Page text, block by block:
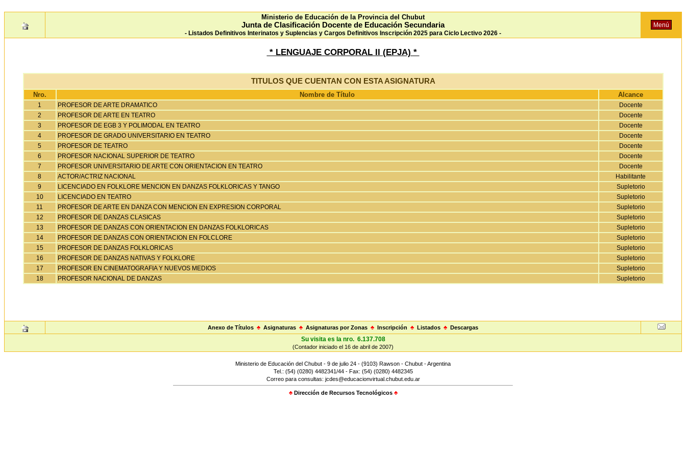
Ministerio de Educación de la Provincia del Chubut
Junta de Clasificación Docente de Educación Secundaria
- Listados Definitivos Interinatos y Suplencias y Cargos Definitivos Inscripción 2025 para Ciclo Lectivo 2026 -
Menú
* LENGUAJE CORPORAL II (EPJA) *
TITULOS QUE CUENTAN CON ESTA ASIGNATURA
Nro. Nombre de Título Alcance
1 PROFESOR DE ARTE DRAMATICO
Docente
2
PROFESOR DE ARTE EN TEATRO
Docente
3
PROFESOR DE EGB 3 Y POLIMODAL EN TEATRO
Docente
4
PROFESOR DE GRADO UNIVERSITARIO EN TEATRO
Docente
5
PROFESOR DE TEATRO
Docente
6
PROFESOR NACIONAL SUPERIOR DE TEATRO
Docente
7
PROFESOR UNIVERSITARIO DE ARTE CON ORIENTACION EN TEATRO
Docente
8
ACTOR/ACTRIZ NACIONAL
Habilitante
9
LICENCIADO EN FOLKLORE MENCION EN DANZAS FOLKLORICAS Y TANGO
Supletorio
10
LICENCIADO EN TEATRO
Supletorio
11
PROFESOR DE ARTE EN DANZA CON MENCION EN EXPRESION CORPORAL
Supletorio
12
PROFESOR DE DANZAS CLASICAS
Supletorio
13
PROFESOR DE DANZAS CON ORIENTACION EN DANZAS FOLKLORICAS
Supletorio
14
PROFESOR DE DANZAS CON ORIENTACION EN FOLCLORE
Supletorio
15
PROFESOR DE DANZAS FOLKLORICAS
Supletorio
16
PROFESOR DE DANZAS NATIVAS Y FOLKLORE
Supletorio
17
PROFESOR EN CINEMATOGRAFIA Y NUEVOS MEDIOS
Supletorio
18
PROFESOR NACIONAL DE DANZAS Supletorio
Anexo de Títulos ♣ Asignaturas ♣ Asignaturas por Zonas ♣ Inscripción ♣ Listados ♣ Descargas
Su visita es la nro. 6.137.708
(Contador iniciado el 16 de abril de 2007)
Ministerio de Educación del Chubut - 9 de julio 24 - (9103) Rawson - Chubut - Argentina
Tel.: (54) (0280) 4482341/44 - Fax: (54) (0280) 4482345
Correo para consultas: jcdes@educacionvirtual.chubut.edu.ar
♣ Dirección de Recursos Tecnológicos ♣